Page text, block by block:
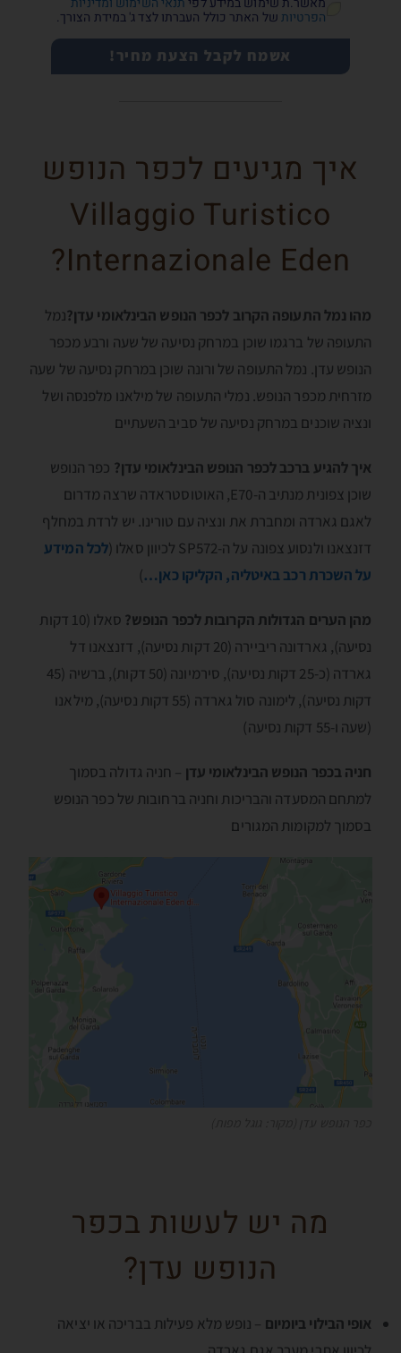
הפרטיותשל האתר כולל העברתו לצד ג' במידת הצורך.
אשמח לקבל הצעת מחיר!
איך מגיעים לכפר הנופש
Villaggio Turistico
Internazionale Eden?
מהו נמל התעופה הקרוב לכפר הנופש הבינלאומי עדן?נמל
התעופה של ברגמו שוכן במרחק נסיעה של שעה ורבע מכפר
הנופש עדן. נמל התעופה של ורונה שוכן במרחק נסיעה של שעה
מזרחית מכפר הנופש. נמלי התעופה של מילאנו מלפנסה ושל
ונציה שוכנים במרחק נסיעה של סביב השעתיים
איך להגיע ברכב לכפר הנופש הבינלאומי עדן? כפר הנופש
שוכן צפונית מנתיב ה-E70, האוטוסטראדה שרצה מדרום
לאגם גארדה ומחברת את ונציה עם טורינו. יש לרדת במחלף
דזנצאנו ולנסוע צפונה על ה-SP572 לכיוון סאלו (
לכל המידע
על השכרת רכב באיטליה, הקליקו כאן…)
מהן הערים הגדולות הקרובות לכפר הנופש?
סאלו (10 דקות
נסיעה), גארדונה ריביירה (20 דקות נסיעה), דזנצאנו דל
גארדה (כ-25 דקות נסיעה), סירמיונה (50 דקות), ברשיה (45
דקות נסיעה), לימונה סול גארדה (55 דקות נסיעה), מילאנו
(שעה ו-55 דקות נסיעה)
חניה בכפר הנופש הבינלאומי עדן – חניה גדולה בסמוך
למתחם המסעדה והבריכות וחניה ברחובות של כפר הנופש
בסמוך למקומות המגורים
מה יש לעשות בכפר
הנופש עדן?
אופי הבילוי ביומיום – נופש מלא פעילות בבריכה או יציאה